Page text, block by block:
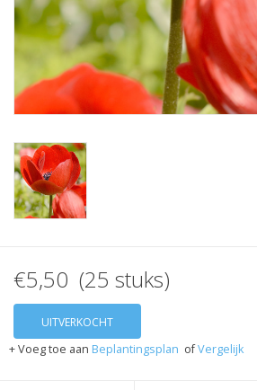
Onze tuinen!
Sterke Bollen Dagen
Nieuws
€5,50 (25 stuks)
UITVERKOCHT
+ Voeg toe aan Beplantingsplan ofVergelijk